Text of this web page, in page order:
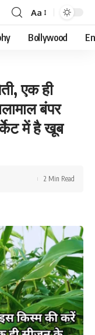
Font
Resizer
Aa
Bollywood
एक ही
बंपर
में है खूब
2 Min Read